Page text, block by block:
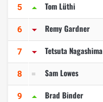
5 Tom Lüthi
6 Remy Gardner
7 Tetsuta Nagashima
8 Sam Lowes
9 Brad Binder